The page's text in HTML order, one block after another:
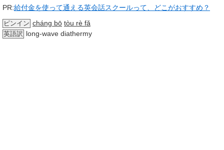
PR:給付金を使って通える英会話スクールって、どこがおすすめ？
ピンイン cháng bō tòu rè fǎ
英語訳 long-wave diathermy